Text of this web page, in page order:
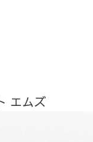
エムズ